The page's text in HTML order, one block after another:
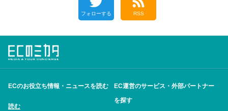
フォローする RSS
ECのお役立ち情報・ニュースを読む
読む
EC運営のサービス・外部パートナー
を探す